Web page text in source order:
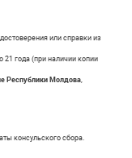
или справки из
21 года (при наличии копии
Республики Молдова
консульского сбора.